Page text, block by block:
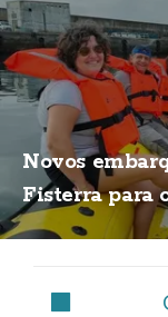
Novos
Fisterra para